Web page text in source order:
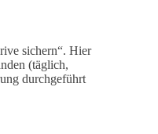
sichern“. Hier
(täglich,
durchgeführt